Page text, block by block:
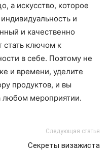
а искусство, которое
и
и качественно
ключом к
в себе. Поэтому не
и времени, уделите
продуктов, и вы
любом мероприятии.
Следующая статья
Секреты визажиста